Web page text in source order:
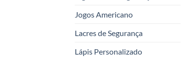
Jogos Americano
Lacres de Segurança
Lápis Personalizado